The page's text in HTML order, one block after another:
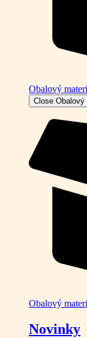
Obalový
Close Obalový
Obalový
Novinky